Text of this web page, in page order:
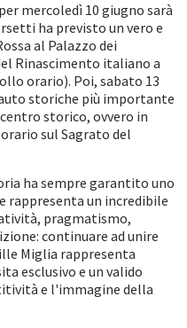
mercoledì 10 giugno sarà
ha previsto un vero e
al Palazzo dei
Rinascimento italiano a
orario). Poi, sabato 13
storiche più importante
storico, ovvero in
sul Sagrato del
ha sempre garantito uno
un incredibile
pragmatismo,
continuare ad unire
Miglia rappresenta
esclusivo e un valido
e l'immagine della